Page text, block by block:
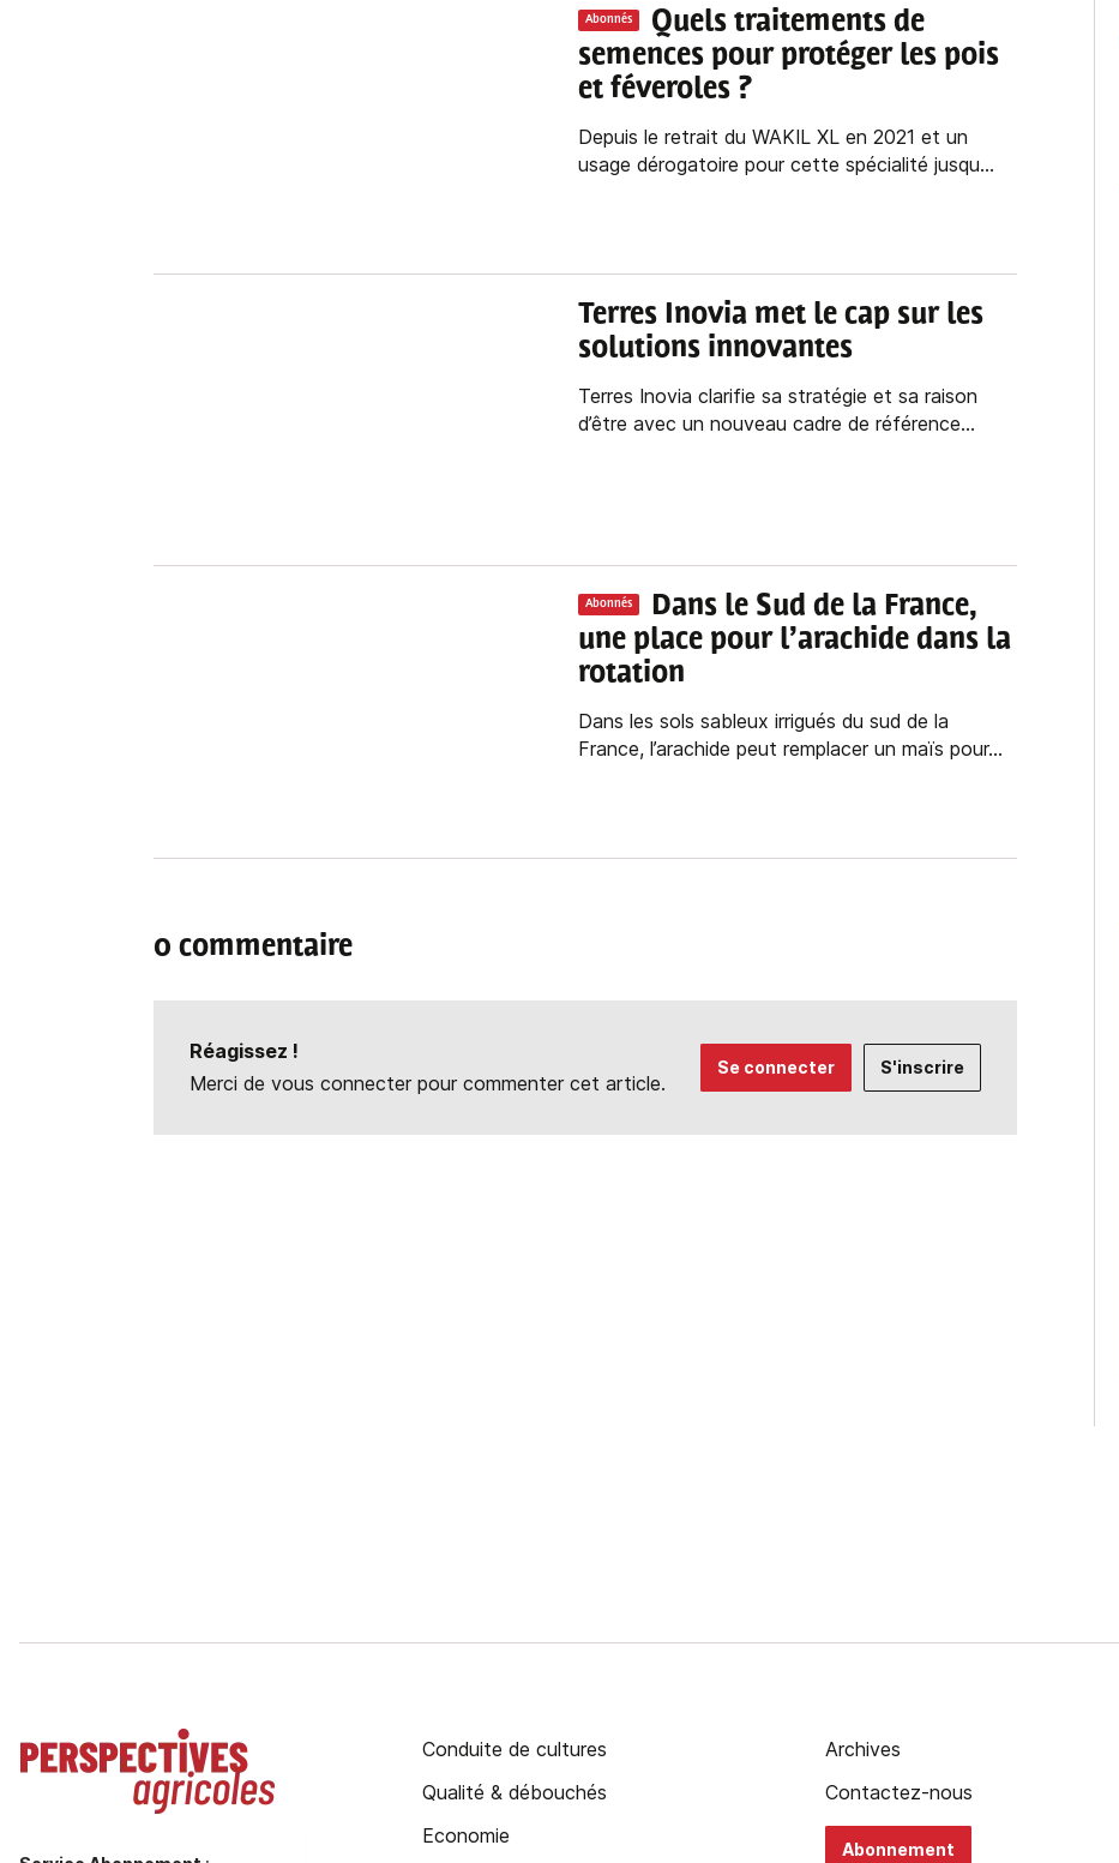
Abonnés
Quels traitements de
semences pour protéger les pois
et féveroles ?
Depuis le retrait du WAKIL XL en 2021 et un
usage dérogatoire pour cette spécialité jusqu...
Terres Inovia met le cap sur les
solutions innovantes
Terres Inovia clarifie sa stratégie et sa raison
d’être avec un nouveau cadre de référence...
Abonnés
Dans le Sud de la France,
une place pour l’arachide dans la
rotation
Dans les sols sableux irrigués du sud de la
France, l’arachide peut remplacer un maïs pour...
0 commentaire
Réagissez !
Merci de vous connecter pour commenter cet article.
Se connecter S'inscrire
Conduite de cultures
Qualité & débouchés
Economie
Archives
Contactez-nous
Abonnement